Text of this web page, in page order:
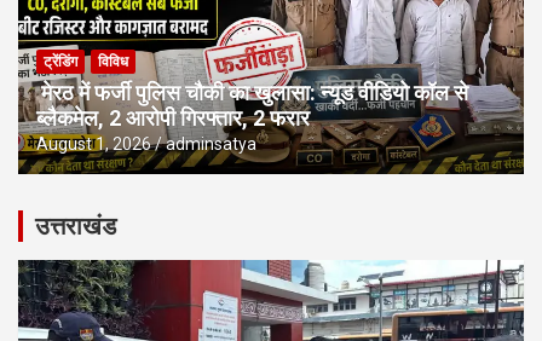
ट्रेंडिंग विविध
मेरठ में फर्जी पुलिस चौकी का खुलासा: न्यूड वीडियो कॉल से
ब्लैकमेल, 2 आरोपी गिरफ्तार, 2 फरार
August 1, 2026 adminsatya
उत्तराखंड